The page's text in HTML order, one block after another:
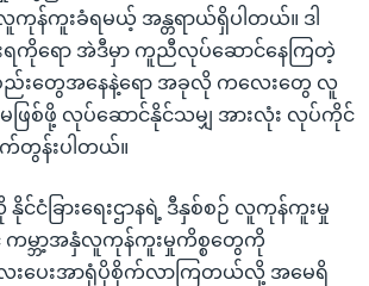
န်ကူးခံရမယ့် အန္တရာယ်ရှိပါတယ်။ ဒါ
းရကိုရော အဲဒီမှာ ကူညီလုပ်ဆောင်နေကြတဲ့
းတွေအနေနဲ့ရော အခုလို ကလေးတွေ လူ
ြစ်ဖို့ လုပ်ဆောင်နိုင်သမျှ အားလုံး လုပ်ကိုင်
တွန်းပါတယ်။
ငံခြားရေးဌာနရဲ့ ဒီနှစ်စဉ် လူကုန်ကူးမှု
ကမ္ဘာ့အနှံလူကုန်ကူးမှုကိစ္စတွေကို
ပေးအာရုံပိုစိုက်လာကြတယ်လို့ အမေရိ